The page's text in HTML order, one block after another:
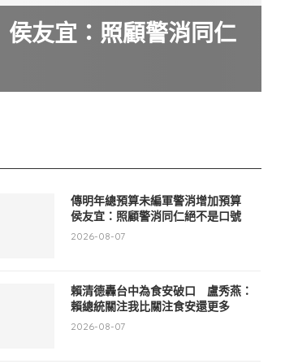
友宜：照顧警消同仁
傳明年總預算未編軍警消增加預算
侯友宜：照顧警消同仁絕不是口號
2026-08-07
賴清德轟台中為食安破口 盧秀燕：
賴總統關注我比關注食安還更多
2026-08-07